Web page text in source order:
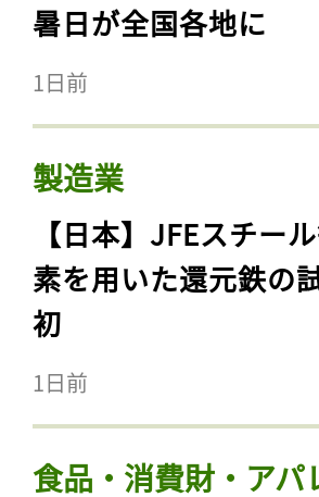
暑日が全国各地に
1日前
製造業
【日本】JFEスチー
素を用いた還元鉄の
初
1日前
食品・消費財・アパ